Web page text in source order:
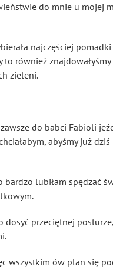
do mnie u mojej
najczęściej pomadki
również znajdowałyśmy
zieleni.
do babci Fabioli
abyśmy już
bardzo lubiłam spędzać
dosyć przeciętnej posturze,
wszystkim ów plan się